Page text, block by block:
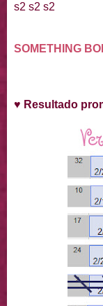
s2 s2 s2
SOMETHING
♥ Resultado